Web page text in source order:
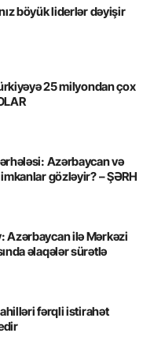
böyük liderlər dəyişir
25 milyondan çox
Azərbaycan və
imkanlar gözləyir? – ŞƏRH
Azərbaycan ilə Mərkəzi
əlaqələr sürətlə
fərqli istirahət